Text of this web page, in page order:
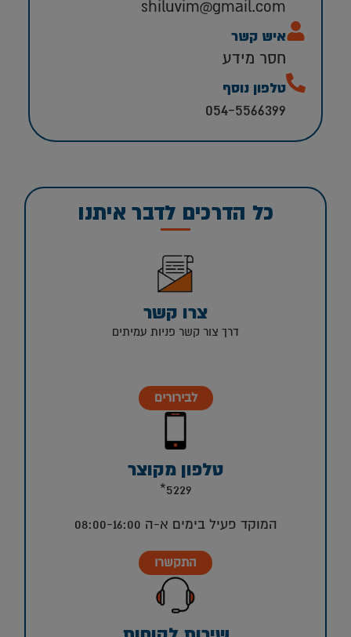
shiluvim@gmail.com
איש קשר
חסר מידע
טלפון נוסף
054-5566399
כל הדרכים לדבר איתנו
צרו קשר
דרך צור קשר פניות עמיתים
לבירורים
טלפון מקוצר
5229*
המוקד פעיל בימים א-ה 08:00-16:00
התקשרו